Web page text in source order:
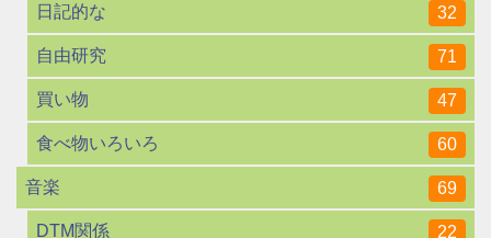
日記的な 32
自由研究 71
買い物 47
食べ物いろいろ 60
音楽 69
DTM関係 22